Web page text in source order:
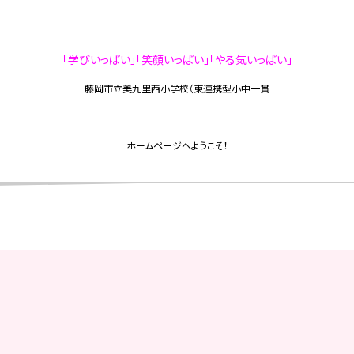
「学びいっぱい」「笑顔いっぱい」「やる気いっぱい」
藤岡市立美九里西小学校（東連携型小中一貫
ホームページへようこそ！